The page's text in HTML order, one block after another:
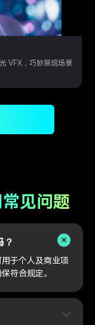
VFX，巧妙展现场景
见问题
？
于个人及商业项
符合规定。